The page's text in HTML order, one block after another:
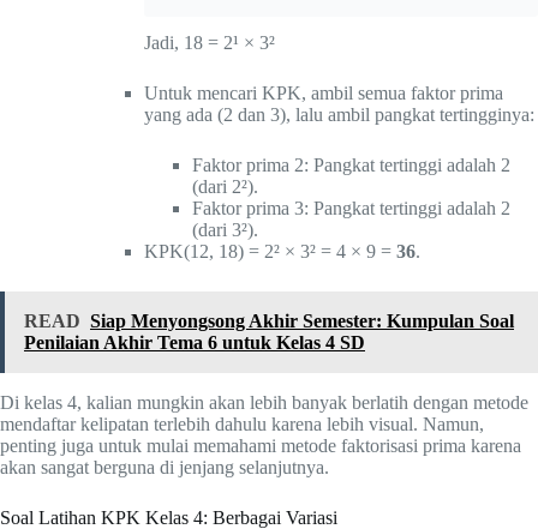
Jadi, 18 = 2¹ × 3²
Untuk mencari KPK, ambil semua faktor prima
yang ada (2 dan 3), lalu ambil pangkat tertingginya:
Faktor prima 2: Pangkat tertinggi adalah 2
(dari 2²).
Faktor prima 3: Pangkat tertinggi adalah 2
(dari 3²).
KPK(12, 18) = 2² × 3² = 4 × 9 = 36.
READ Siap Menyongsong Akhir Semester: Kumpulan Soal
Penilaian Akhir Tema 6 untuk Kelas 4 SD
Di kelas 4, kalian mungkin akan lebih banyak berlatih dengan metode
mendaftar kelipatan terlebih dahulu karena lebih visual. Namun,
penting juga untuk mulai memahami metode faktorisasi prima karena
akan sangat berguna di jenjang selanjutnya.
Soal Latihan KPK Kelas 4: Berbagai Variasi